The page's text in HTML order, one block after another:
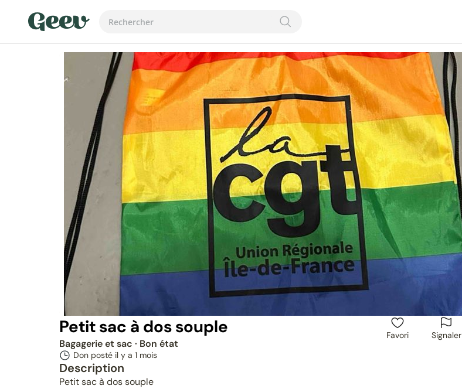
Petit sac à dos souple
Bagagerie et sac · Bon état
Don posté il y a 1 mois
Description
Petit sac à dos souple
Favori Signaler